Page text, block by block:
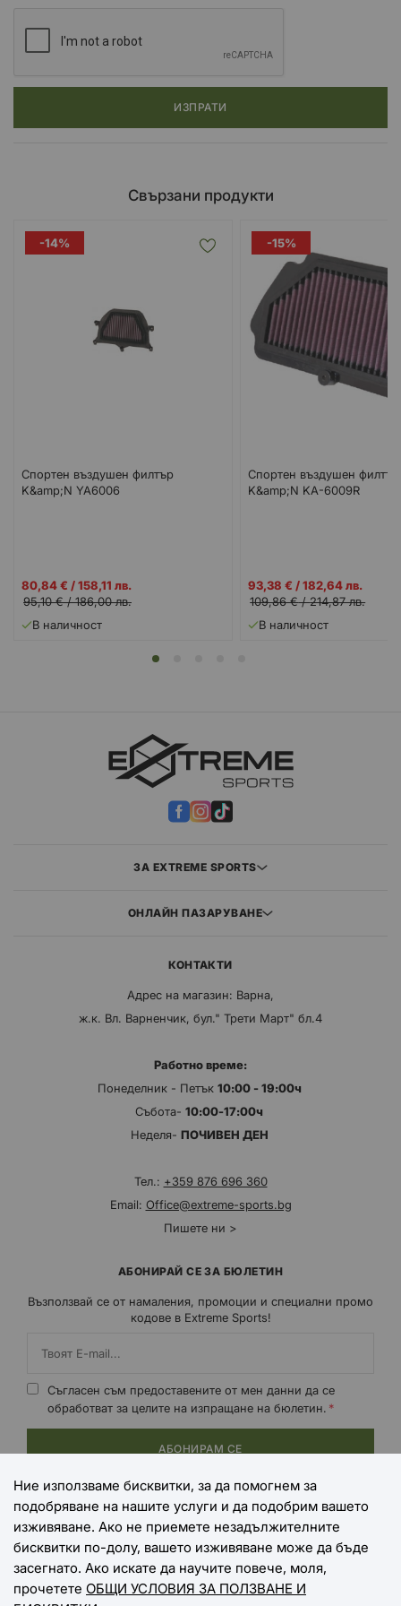
ИЗПРАТИ
Свързани продукти
-14%
Спортен въздушен филтър
K&amp;N YA6006
Промо
цена
80,84 € /158,11 лв.
95,10 €/186,00 лв.
В наличност
-15%
Спортен въздушен филтър
K&amp;N KA-6009R
Промо
цена
93,38 € /182,64 лв.
109,86 €/214,87 лв.
В наличност
ЗА EXTREME SPORTS
ОНЛАЙН ПАЗАРУВАНЕ
КОНТАКТИ
Адрес на магазин: Варна,
ж.к. Вл. Варненчик, бул." Трети Март" бл.4
Работно време:
Понеделник - Петък 10:00 - 19:00ч
Събота- 10:00-17:00ч
Неделя- ПОЧИВЕН ДЕН
Тел.: +359 876 696 360
Email: Office@extreme-sports.bg
Пишете ни >
АБОНИРАЙ СЕ ЗА БЮЛЕТИН
Възползвай се от намаления, промоции и специални промо
кодове в Extreme Sports!
Съгласен съм предоставените от мен данни да се
обработват за целите на изпращане на бюлетин.
АБОНИРАМ СЕ
НАЧИНИ НА ПЛАЩАНЕ
НАЧИНИ НА ДОСТАВКА
Ние използваме бисквитки, за да помогнем за
подобряване на нашите услуги и да подобрим вашето
изживяване. Ако не приемете незадължителните
бисквитки по-долу, вашето изживяване може да бъде
засегнато. Ако искате да научите повече, моля,
прочетете ОБЩИ УСЛОВИЯ ЗА ПОЛЗВАНЕ И